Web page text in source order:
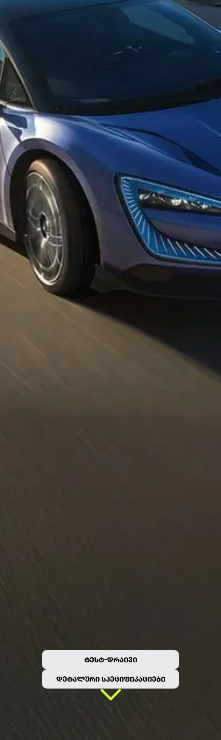
ᲢᲔᲡᲢ-ᲓᲠᲐᲘᲕᲘ
ᲓᲔᲢᲐᲚᲣᲠᲘ ᲡᲞᲔᲪᲘᲤᲘᲙᲐᲪᲘᲔᲑᲘ